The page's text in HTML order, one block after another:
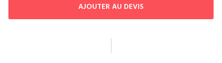
AJOUTER AU DEVIS